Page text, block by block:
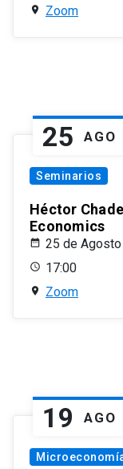
Zoom
25 AGO
Seminarios
Héctor
Economics
25 de
17:00
Zoom
19 AGO